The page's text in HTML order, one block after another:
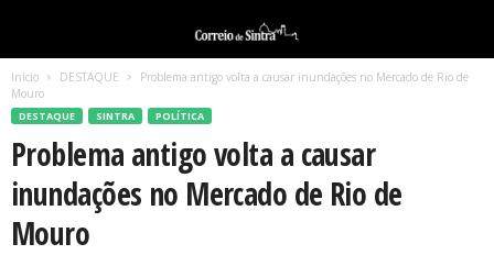
Início DESTAQUE
Problema antigo volta a causar inundações no Mercado de Rio de
Mouro
DESTAQUE SINTRA POLÍTICA
Problema antigo volta a causar
inundações no Mercado de Rio de
Mouro